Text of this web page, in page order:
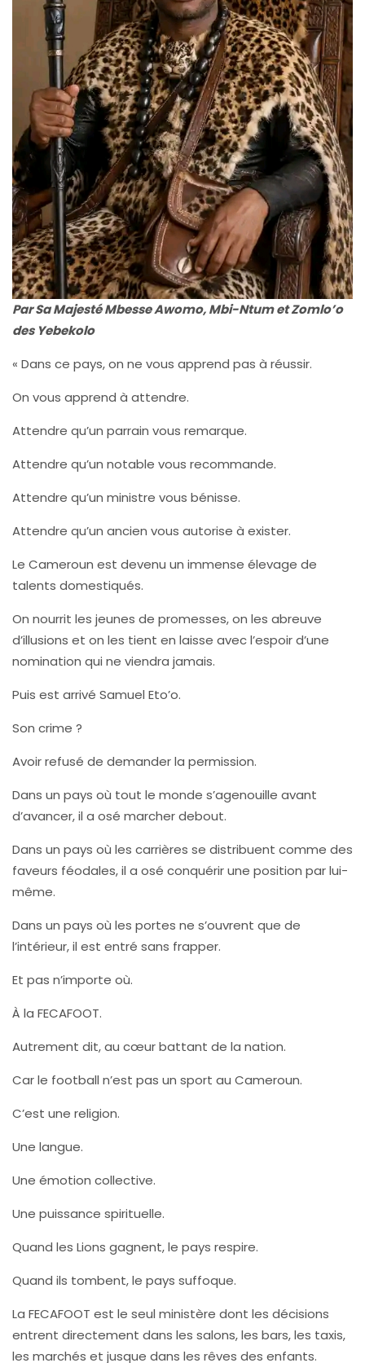
Par Sa Majesté Mbesse Awomo, Mbi-Ntum et Zomlo’o
des Yebekolo
« Dans ce pays, on ne vous apprend pas à réussir.
On vous apprend à attendre.
Attendre qu’un parrain vous remarque.
Attendre qu’un notable vous recommande.
Attendre qu’un ministre vous bénisse.
Attendre qu’un ancien vous autorise à exister.
Le Cameroun est devenu un immense élevage de
talents domestiqués.
On nourrit les jeunes de promesses, on les abreuve
d’illusions et on les tient en laisse avec l’espoir d’une
nomination qui ne viendra jamais.
Puis est arrivé Samuel Eto’o.
Son crime ?
Avoir refusé de demander la permission.
Dans un pays où tout le monde s’agenouille avant
d’avancer, il a osé marcher debout.
Dans un pays où les carrières se distribuent comme des
faveurs féodales, il a osé conquérir une position par lui-
même.
Dans un pays où les portes ne s’ouvrent que de
l’intérieur, il est entré sans frapper.
Et pas n’importe où.
À la FECAFOOT.
Autrement dit, au cœur battant de la nation.
Car le football n’est pas un sport au Cameroun.
C’est une religion.
Une langue.
Une émotion collective.
Une puissance spirituelle.
Quand les Lions gagnent, le pays respire.
Quand ils tombent, le pays suffoque.
La FECAFOOT est le seul ministère dont les décisions
entrent directement dans les salons, les bars, les taxis,
les marchés et jusque dans les rêves des enfants.